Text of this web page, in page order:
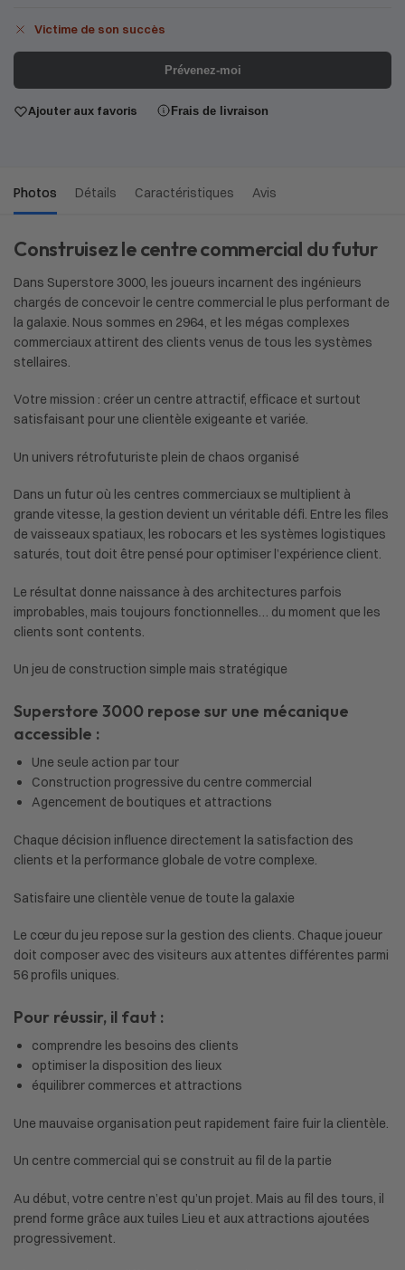
Victime de son succès
Prévenez-moi
Ajouter aux favoris Frais de livraison
Photos Détails Caractéristiques Avis
Construisez le centre commercial du futur
Dans Superstore 3000, les joueurs incarnent des ingénieurs
chargés de concevoir le centre commercial le plus performant de
la galaxie. Nous sommes en 2964, et les mégas complexes
commerciaux attirent des clients venus de tous les systèmes
stellaires.
Votre mission : créer un centre attractif, efficace et surtout
satisfaisant pour une clientèle exigeante et variée.
Un univers rétrofuturiste plein de chaos organisé
Dans un futur où les centres commerciaux se multiplient à
grande vitesse, la gestion devient un véritable défi. Entre les files
de vaisseaux spatiaux, les robocars et les systèmes logistiques
saturés, tout doit être pensé pour optimiser l’expérience client.
Le résultat donne naissance à des architectures parfois
improbables, mais toujours fonctionnelles… du moment que les
clients sont contents.
Un jeu de construction simple mais stratégique
Superstore 3000 repose sur une mécanique
accessible :
Une seule action par tour
Construction progressive du centre commercial
Agencement de boutiques et attractions
Chaque décision influence directement la satisfaction des
clients et la performance globale de votre complexe.
Satisfaire une clientèle venue de toute la galaxie
Le cœur du jeu repose sur la gestion des clients. Chaque joueur
doit composer avec des visiteurs aux attentes différentes parmi
56 profils uniques.
Pour réussir, il faut :
comprendre les besoins des clients
optimiser la disposition des lieux
équilibrer commerces et attractions
Une mauvaise organisation peut rapidement faire fuir la clientèle.
Un centre commercial qui se construit au fil de la partie
Au début, votre centre n’est qu’un projet. Mais au fil des tours, il
prend forme grâce aux tuiles Lieu et aux attractions ajoutées
progressivement.